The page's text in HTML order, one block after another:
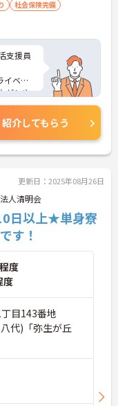
社会保険完備
支援員
イベー
がしや
休業
い環境
ので、
紹介してもらう
更新日：2025年08月26日
人清明会
日以上★単身寮
す！
程度
度
目143番地
代)「弥生が丘